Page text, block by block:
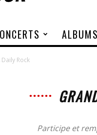
ALBUMS
Rock
Participe et